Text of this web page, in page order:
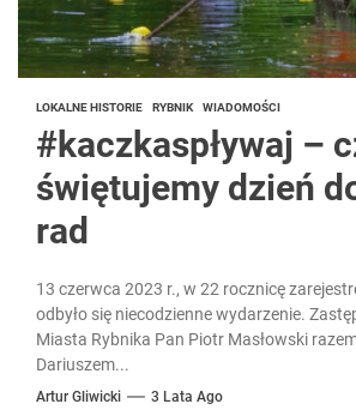
LOKALNE HISTORIE RYBNIK WIADOMOŚCI
#kaczkaspływaj –
świętujemy dzień
rad
13 czerwca 2023 r., w 22 rocznicę
odbyło się niecodzienne wydarzenie.
Miasta Rybnika Pan Piotr Masłowski
Dariuszem...
Artur Gliwicki 3 Lata Ago